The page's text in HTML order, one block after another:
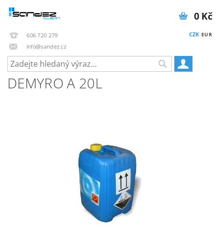
606 720 279
info@sandez.cz
CZK EUR
0 Kč
DEMYRO A 20L